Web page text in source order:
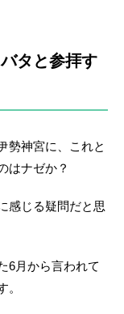
タと参拝す
勢神宮に、これと
はナゼか？
感じる疑問だと思
6月から言われて
。